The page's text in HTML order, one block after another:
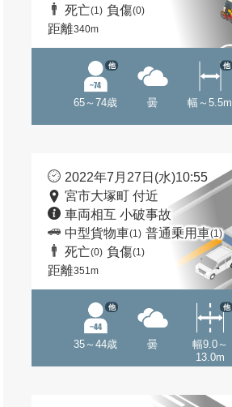
死亡(1) 負傷(0)
距離340m
65～74歳
他
曇 幅～5.5m
他
2022年7月27日(水)10:55
宮市大塚町 付近
車両相互 小破事故
中型貨物車(1) 普通乗用車(1)
死亡(0) 負傷(1)
距離351m
35～44歳
他
曇
幅9.0～
13.0m
他